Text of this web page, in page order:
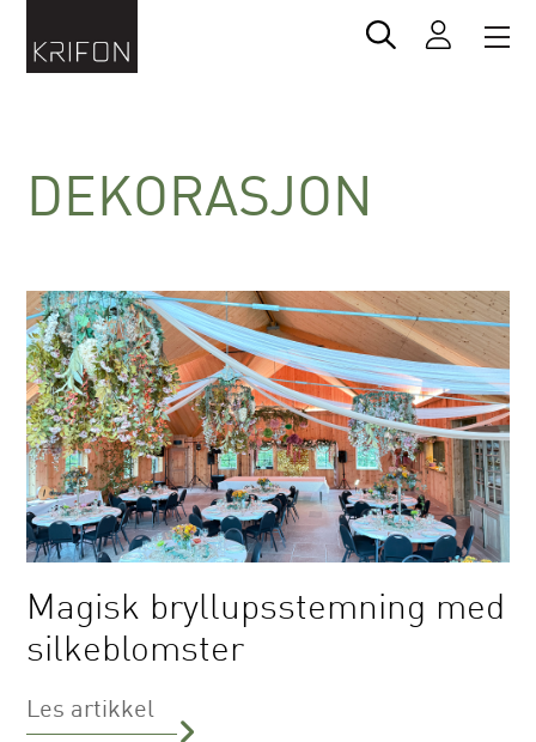
DEKORASJON
Magisk bryllupsstemning med
silkeblomster
Les artikkel